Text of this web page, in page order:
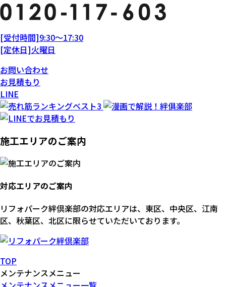
[受付時間]9:30～17:30
[定休日]火曜日
お問い合わせ
お見積もり
LINE
施工エリアのご案内
対応エリアのご案内
リフォパーク絆倶楽部の対応エリアは、東区、中央区、江南
区、秋葉区、北区に限らせていただいております。
TOP
メンテナンスメニュー